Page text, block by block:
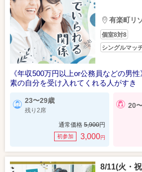
有楽町リ
個室8対8
シングルマッ
《年収500万円以上or公務員などの男性
素の自分を受け入れてくれる人がすき
23〜29歳
残り2席
通常価格 5,900円
初参加 3,000円
20
8/11(火・